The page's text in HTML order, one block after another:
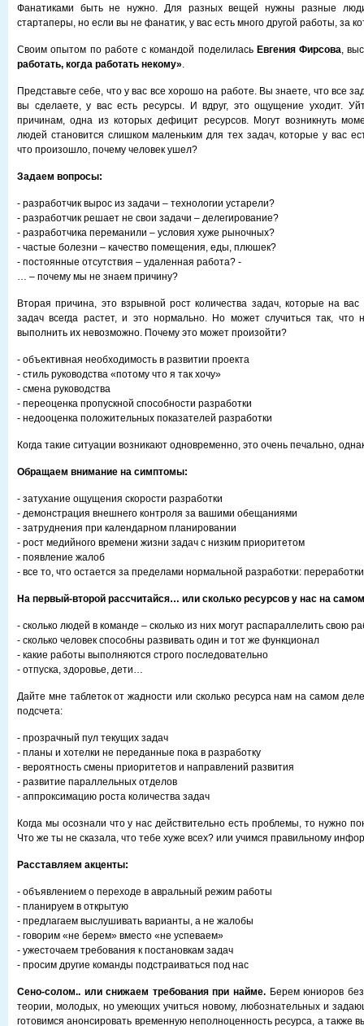
Фанатиками быть не нужно. Для разных вещей нужны разные
стартаперы, но если вы не фанатик, у вас есть много другой работы, за
Своим опытом по работе с командой поделилась Евгения Фирсова,
работать, когда работать некому».
Представьте себе, что у вас все хорошо на работе. Вы знаете, что все
вы сделаете, у вас есть ресурсы. И вдруг, это ощущение уходит.
причинам, одна из которых дефицит ресурсов. Могут возникнуть
людей становится слишком маленьким для тех задач, которые у вас
что произошло, почему человек ушел?
Задаем вопросы:
- разработчик вырос из задачи – технологии устарели?
- разработчик решает не свои задачи – делегирование?
- разработчика переманили – условия хуже рыночных?
- частые болезни – качество помещения, еды, плюшек?
- постоянные отсутствия – удаленная работа? -
… – почему мы не знаем причину?
Вторая причина, это взрывной рост количества задач, которые на вас
задач всегда растет, и это нормально. Но может случиться так, что
выполнить их невозможно. Почему это может произойти?
- объективная необходимость в развитии проекта
- стиль руководства «потому что я так хочу»
- смена руководства
- переоценка пропускной способности разработки
- недооценка положительных показателей разработки
Когда такие ситуации возникают одновременно, это очень печально,
Обращаем внимание на симптомы:
- затухание ощущения скорости разработки
- демонстрация внешнего контроля за вашими обещаниями
- затруднения при календарном планировании
- рост медийного времени жизни задач с низким приоритетом
- появление жалоб
- все то, что остается за пределами нормальной разработки:
На первый-второй рассчитайся… или сколько ресурсов у нас на
- сколько людей в команде – сколько из них могут распараллелить свою
- сколько человек способны развивать один и тот же функционал
- какие работы выполняются строго последовательно
- отпуска, здоровье, дети…
Дайте мне таблеток от жадности или сколько ресурса нам на самом
подсчета:
- прозрачный пул текущих задач
- планы и хотелки не переданные пока в разработку
- вероятность смены приоритетов и направлений развития
- развитие параллельных отделов
- аппроксимацию роста количества задач
Когда мы осознали что у нас действительно есть проблемы, то нужно
Что же ты не сказала, что тебе хуже всех? или учимся правильному
Расставляем акценты:
- объявлением о переходе в авральный режим работы
- планируем в открытую
- предлагаем выслушивать варианты, а не жалобы
- говорим «не берем» вместо «не успеваем»
- ужесточаем требования к постановкам задач
- просим другие команды подстраиваться под нас
Сено-солом.. или снижаем требования при найме.Берем юниоров
теории, молодых, но умеющих учиться новому, любознательных и
готовимся анонсировать временную неполноценность ресурса, а также